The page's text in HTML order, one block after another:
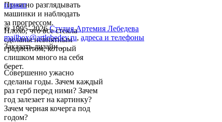
Приятно разглядывать
машинки и наблюдать
за прогрессом.
Плохо, что все стекла
сделаны невнятным
градиентом, который
слишком много на себя
берет.
Совершенно ужасно
сделаны годы. Зачем каждый
раз герб перед ними? Зачем
год залезает на картинку?
Зачем черная кочерга под
годом?
плакат
© 1995–2026 Студия Артемия Лебедева
mailbox@artlebedev.ru, адреса и телефоны
Заказать дизайн...